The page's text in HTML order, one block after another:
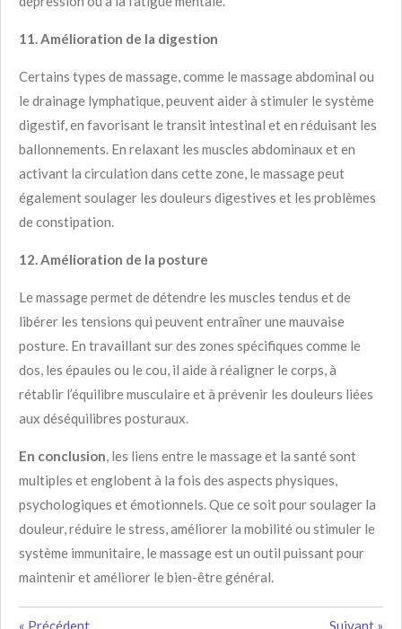
11. Amélioration de la digestion
Certains types de massage, comme le massage abdominal ou
le drainage lymphatique, peuvent aider à stimuler le système
digestif, en favorisant le transit intestinal et en réduisant les
ballonnements. En relaxant les muscles abdominaux et en
activant la circulation dans cette zone, le massage peut
également soulager les douleurs digestives et les problèmes
de constipation.
12. Amélioration de la posture
Le massage permet de détendre les muscles tendus et de
libérer les tensions qui peuvent entraîner une mauvaise
posture. En travaillant sur des zones spécifiques comme le
dos, les épaules ou le cou, il aide à réaligner le corps, à
rétablir l’équilibre musculaire et à prévenir les douleurs liées
aux déséquilibres posturaux.
En conclusion, les liens entre le massage et la santé sont
multiples et englobent à la fois des aspects physiques,
psychologiques et émotionnels. Que ce soit pour soulager la
douleur, réduire le stress, améliorer la mobilité ou stimuler le
système immunitaire, le massage est un outil puissant pour
maintenir et améliorer le bien-être général.
« Précédent Suivant »